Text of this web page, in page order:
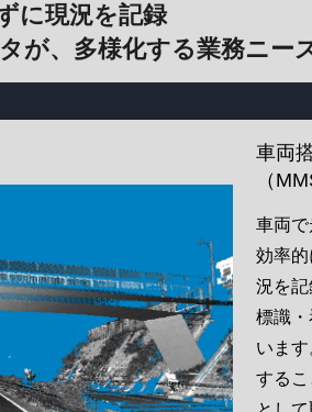
に現況を記録
が、多様化する業務ニー
車両
（
車両
効率
況を
標識
いま
する